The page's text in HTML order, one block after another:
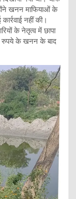
खनन माफियाओं के
नहीं की।
के नेतृत्व में छापा
रुपये के खनन के बाद